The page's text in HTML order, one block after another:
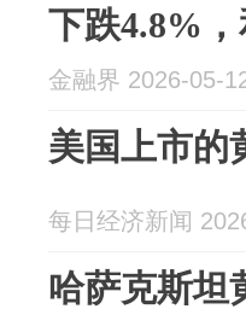
下跌4.8%
1.6%，安...
金融界 2026-05-
美国上市的
每日经济新闻
哈萨克斯坦